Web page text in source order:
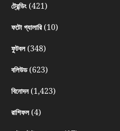
ট্রেন্ডিং(421)
ফটো গ্যালারি(10)
ফুটবল(348)
বলিউড(623)
বিনোদন(1,423)
রাশিফল(4)